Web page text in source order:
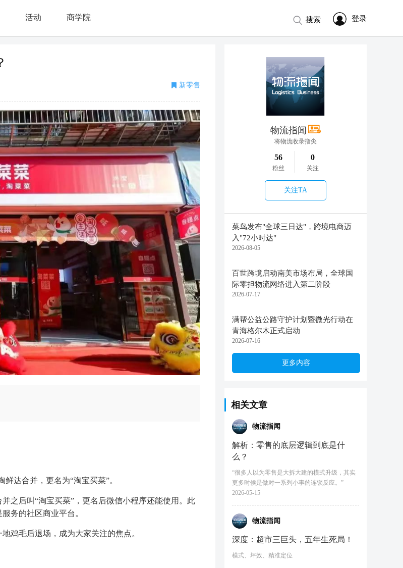
活动 商学院 登录
搜索
物流指闻
将物流收录指尖
56
粉丝
0
关注
关注TA
菜鸟发布"全球三日达"，跨境电商迈
入"72小时达"
2026-08-05
百世跨境启动南美市场布局，全球国
际零担物流网络进入第二阶段
2026-07-17
满帮公益公路守护计划暨微光行动在
青海格尔木正式启动
2026-07-16
更多内容
相关文章
物流指闻
解析：零售的底层逻辑到底是什
么？
“很多人以为零售是大拆大建的模式升级，其实
更多时候是做对一系列小事的连锁反应。”
2026-05-15
物流指闻
深度：超市三巨头，五年生死局！
模式、坪效、精准定位
新零售
达合并，更名为“淘宝买菜”。
之后叫“淘宝买菜”，更名后微信小程序还能使用。此
务的社区商业平台。
鸡毛后退场，成为大家关注的焦点。